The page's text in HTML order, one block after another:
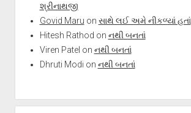
શ્રીનાથજી
Govid Maru on સાથે લઈ અમે નીકળ્યાં હતાં
Hitesh Rathod on નથી બનતાં
Viren Patel on નથી બનતાં
Dhruti Modi on નથી બનતાં